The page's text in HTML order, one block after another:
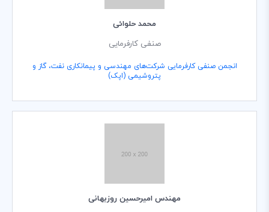
محمد حلوائی
صنفی کارفرمایی
انجمن صنفی کارفرمایی شرکت‌های مهندسی و پیمانکاری نفت، گاز و
پتروشیمی (اپک)
مهندس امیرحسین روزبهانی